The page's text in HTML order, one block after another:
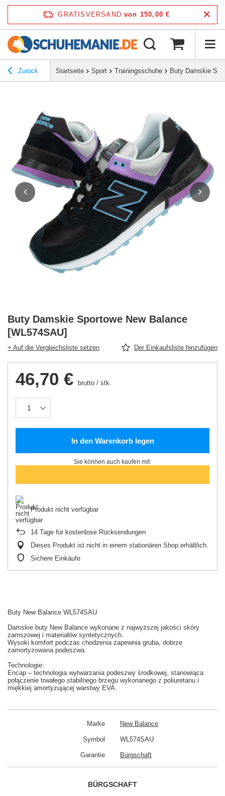
GRATISVERSAND von 150,00 €
Zurück Startseite Sport Trainingsschuhe Buty Damskie
Buty Damskie Sportowe New Balance
[WL574SAU]
+ Auf die Vergleichsliste setzen Der Einkaufsliste hinzufügen
46,70 € brutto / stk.
In den Warenkorb legen
Sie können auch kaufen mit:
Produkt nicht verfügbar
14 Tage für kostenlose Rücksendungen
Dieses Produkt ist nicht in einem stationären Shop erhältlich.
Sichere Einkäufe
Buty New Balance WL574SAU
Damskie buty New Balance wykonane z najwyższej jakości skóry
zamszowej i materiałów syntetycznych.
Wysoki komfort podczas chodzenia zapewnia gruba, dobrze
zamortyzowana podeszwa.
Technologie:
Encap – technologia wytwarzania podeszwy środkowej, stanowiąca
połączenie trwałego stabilnego brzegu wykonanego z poliuretanu i
miękkiej amortyzującej warstwy EVA.
Marke New Balance
Symbol WL574SAU
Garantie Bürgschaft
BÜRGSCHAFT